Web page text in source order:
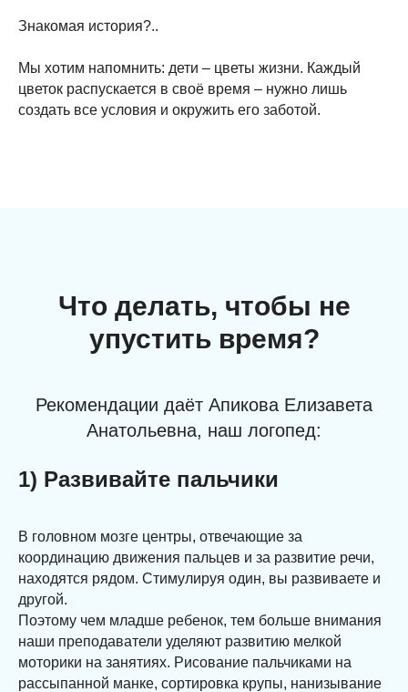
Знакомая история?..
Мы хотим напомнить: дети – цветы жизни. Каждый
цветок распускается в своё время – нужно лишь
создать все условия и окружить его заботой.
Что делать, чтобы не
упустить время?
Рекомендации даёт Апикова Елизавета
Анатольевна, наш логопед:
1) Развивайте пальчики
В головном мозге центры, отвечающие за
координацию движения пальцев и за развитие речи,
находятся рядом. Стимулируя один, вы развиваете и
другой.
Поэтому чем младше ребенок, тем больше внимания
наши преподаватели уделяют развитию мелкой
моторики на занятиях. Рисование пальчиками на
рассыпанной манке, сортировка крупы, нанизывание